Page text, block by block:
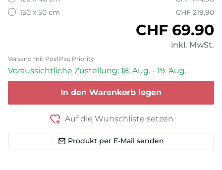
150 x 50 cm
CHF 219.90
Normaler
CHF 69.90
inkl. MwSt.
Versand mit PostPac Priority
Voraussichtliche Zustellung: 18. Aug. - 19. Aug.
In den Warenkorb legen
Auf die Wunschliste setzen
Produkt per E-Mail senden